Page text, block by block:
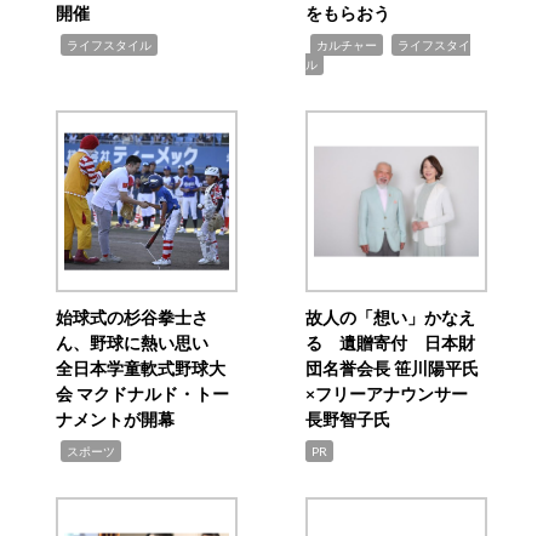
開催
ライフスタイル
をもらおう
カルチャー
ライフスタイ
ル
始球式の杉谷拳士さ
ん、野球に熱い思い
全日本学童軟式野球大
会 マクドナルド・トー
ナメントが開幕
スポーツ
故人の「想い」かなえ
る 遺贈寄付 日本財
団名誉会長 笹川陽平氏
×フリーアナウンサー
長野智子氏
PR